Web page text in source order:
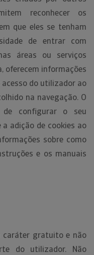
reconhecer os
que eles se tenham
de entrar com
áreas ou serviços
oferecem informações
do utilizador ao
na navegação. O
configurar o seu
adição de cookies ao
sobre como
e os manuais
caráter gratuito e não
do utilizador. Não